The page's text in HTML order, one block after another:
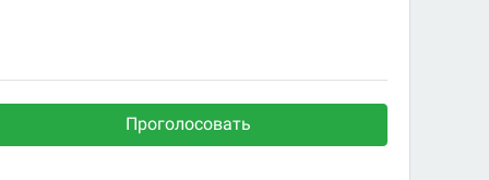
Проголосовать